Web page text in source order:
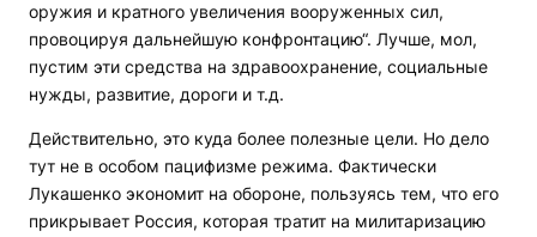
оружия и кратного увеличения вооруженных сил,
провоцируя дальнейшую конфронтацию“. Лучше, мол,
пустим эти средства на здравоохранение, социальные
нужды, развитие, дороги и т.д.
Действительно, это куда более полезные цели. Но дело
тут не в особом пацифизме режима. Фактически
Лукашенко экономит на обороне, пользуясь тем, что его
прикрывает Россия, которая тратит на милитаризацию